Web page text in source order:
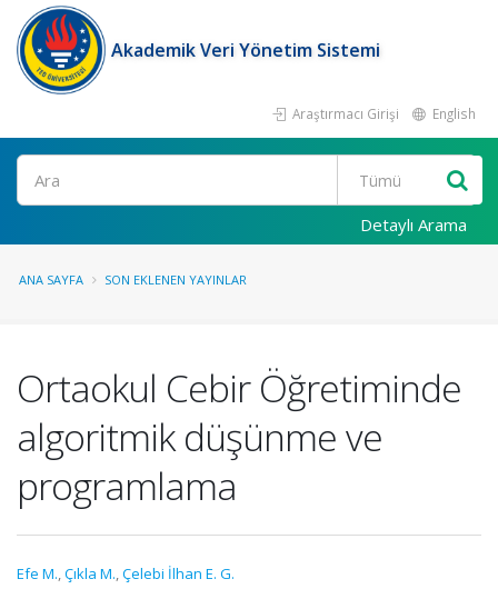
Akademik Veri Yönetim Sistemi
Araştırmacı Girişi English
Ara
Detaylı Arama
ANA SAYFA SON EKLENEN YAYINLAR
Ortaokul Cebir Öğretiminde
algoritmik düşünme ve
programlama
Efe M.,Çıkla M.,Çelebi İlhan E. G.